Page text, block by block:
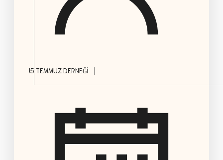
!5 TEMMUZ DERNEĞI |